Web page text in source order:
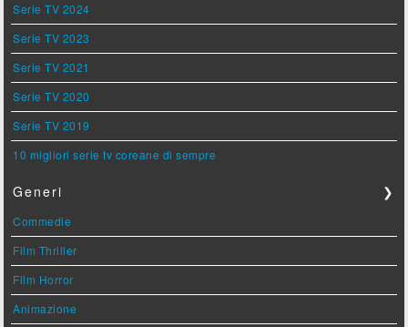
Serie TV 2024
Serie TV 2023
Serie TV 2021
Serie TV 2020
Serie TV 2019
10 migliori serie tv coreane di sempre
Generi ❯
Commedie
Film Thriller
Film Horror
Animazione